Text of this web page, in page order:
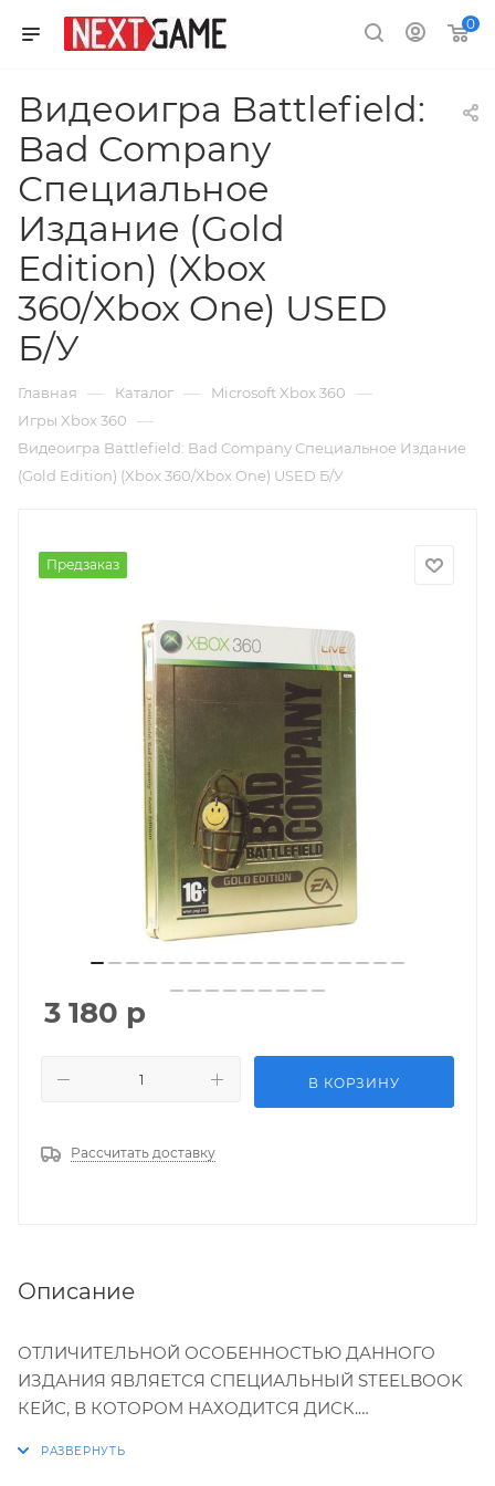
0
Видеоигра Battlefield:
Bad Company
Специальное
Издание (Gold
Edition) (Xbox
360/Xbox One) USED
Б/У
Главная — Каталог — Microsoft Xbox 360 —
Игры Xbox 360 —
Видеоигра Battlefield: Bad Company Специальное Издание
(Gold Edition) (Xbox 360/Xbox One) USED Б/У
Предзаказ
3 180 р
В КОРЗИНУ
Рассчитать доставку
Описание
ОТЛИЧИТЕЛЬНОЙ ОСОБЕННОСТЬЮ ДАННОГО
ИЗДАНИЯ ЯВЛЯЕТСЯ СПЕЦИАЛЬНЫЙ STEELBOOK
КЕЙС, В КОТОРОМ НАХОДИТСЯ ДИСК.